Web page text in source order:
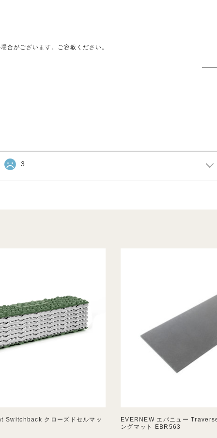
合がございます。ご容赦ください。
3
Switchback クローズドセルマッ
EVERNEW エバニュー
ングマット EBR563